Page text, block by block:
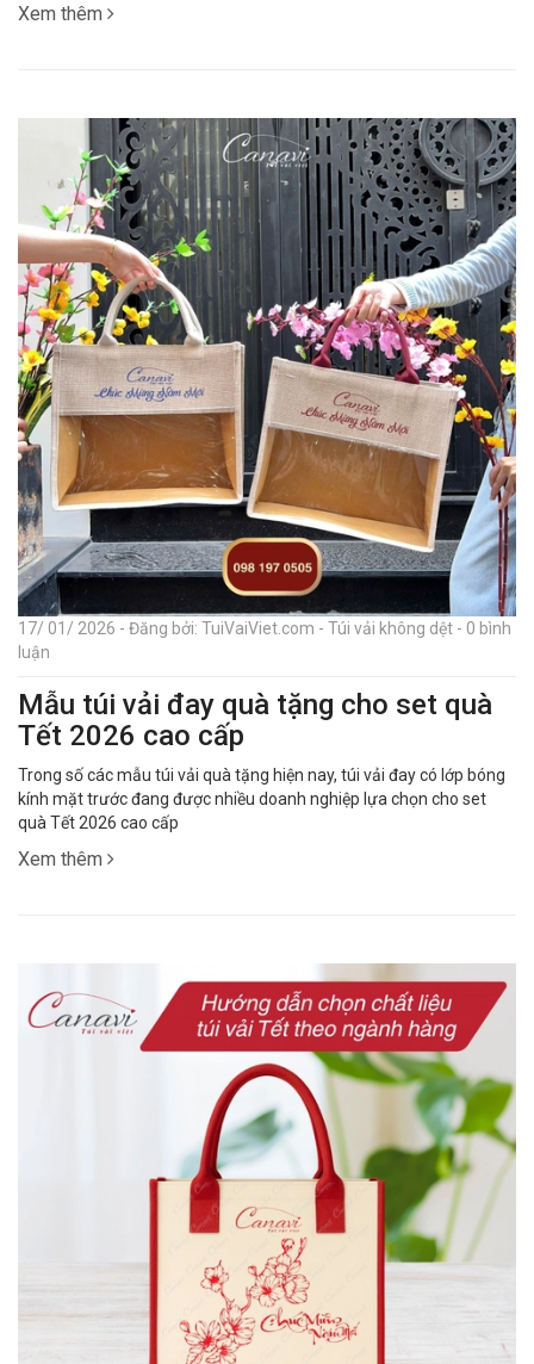
Xem thêm
17/ 01/ 2026 - Đăng bởi: TuiVaiViet.com - Túi vải không dệt - 0 bình
luận
Mẫu túi vải đay quà tặng cho set quà
Tết 2026 cao cấp
Trong số các mẫu túi vải quà tặng hiện nay, túi vải đay có lớp bóng
kính mặt trước đang được nhiều doanh nghiệp lựa chọn cho set
quà Tết 2026 cao cấp
Xem thêm